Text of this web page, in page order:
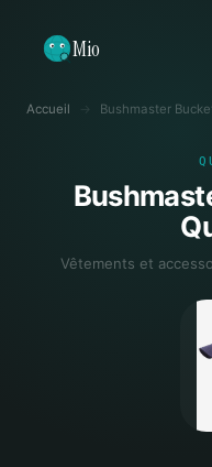
Mio
Accueil → Bushmaster
Vêtements et